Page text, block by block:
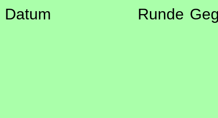
Datum Runde